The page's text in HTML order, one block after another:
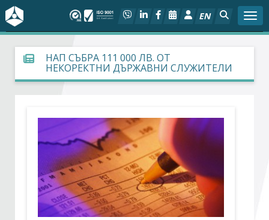
EN
За БСК
На фокус
Социален диалог
Дейности
Арбитражен съд
НАП СЪБРА 111 000 ЛВ. ОТ
НЕКОРЕКТНИ ДЪРЖАВНИ СЛУЖИТЕЛИ